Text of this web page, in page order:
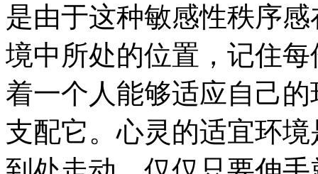
是由于这种敏感性秩序
境中所处的位置，记住
着一个人能够适应自己
支配它。心灵的适宜环